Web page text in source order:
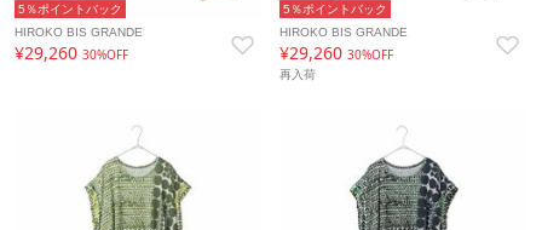
5％ポイントバック
HIROKO BIS GRANDE
¥29,260 30%OFF
5％ポイントバック
HIROKO BIS GRANDE
¥29,26030%OFF
再入荷